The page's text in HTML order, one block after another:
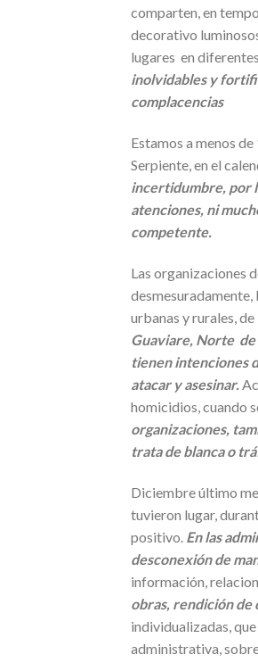
comparten, en
decorativo
lugares en
inolvidables y
complacencias
Estamos a menos
Serpiente, en el
incertidumbre, por
atenciones, ni
competente.
Las organizaciones
urbanas y rurales,
Guaviare, Norte de
tienen intenciones
atacar y asesinar.
homicidios, cuando
organizaciones,
trata de blanca o
Diciembre último
tuvieron lugar,
positivo. En las
desconexión de
información,
obras, rendición de
individualizadas,
administrativa,